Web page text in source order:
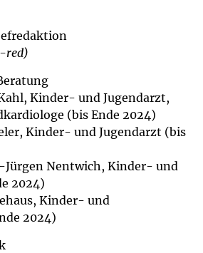
red)
Kinder- und Jugendarzt,
(bis Ende 2024)
Kinder- und Jugendarzt (bis
Jürgen Nentwich, Kinder- und
2024)
Kinder- und
2024)